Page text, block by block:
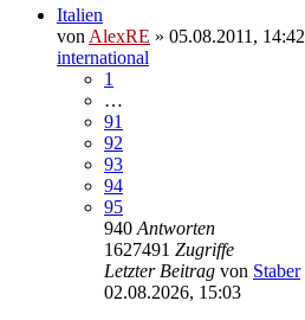
Italien
von AlexRE » 05.08.2011, 14:42
international
1
…
91
92
93
94
95
940 Antworten
1627491 Zugriffe
Letzter Beitrag von Staber
02.08.2026, 15:03